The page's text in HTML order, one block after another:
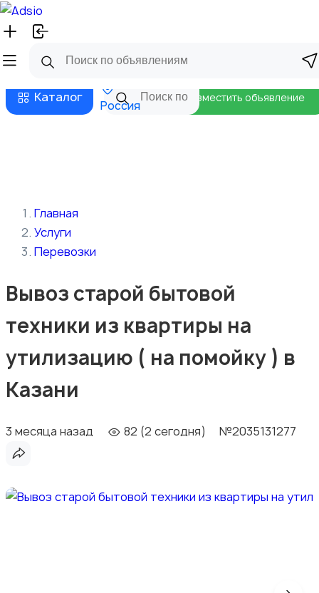
Русский
Бизнес тарифы
Каталог
Россия
Разместить объявление
Главная
Услуги
Перевозки
Вывоз старой бытовой
техники из квартиры на
утилизацию ( на помойку ) в
Казани
3 месяца назад 82 (2 сегодня) №2035131277